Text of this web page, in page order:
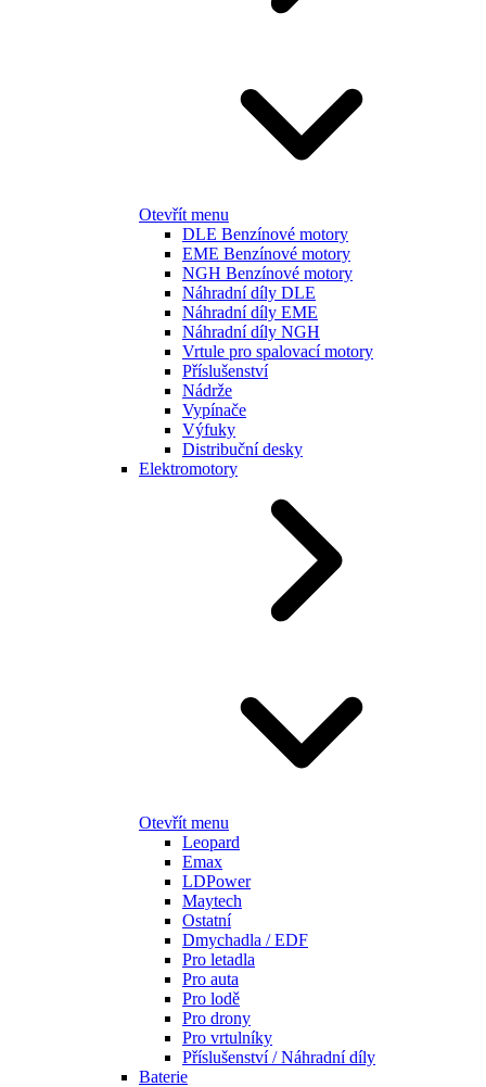
Otevřít menu
DLE Benzínové motory
EME Benzínové motory
NGH Benzínové motory
Náhradní díly DLE
Náhradní díly EME
Náhradní díly NGH
Vrtule pro spalovací motory
Příslušenství
Nádrže
Vypínače
Výfuky
Distribuční desky
Elektromotory
Otevřít menu
Leopard
Emax
LDPower
Maytech
Ostatní
Dmychadla / EDF
Pro letadla
Pro auta
Pro lodě
Pro drony
Pro vrtulníky
Příslušenství / Náhradní díly
Baterie